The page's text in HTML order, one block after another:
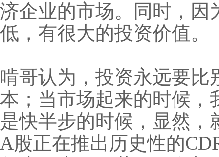
济企业的市场。同时，因
低，有很大的投资价值。
啃哥认为，投资永远要
本；当市场起来的时候，
是快半步的时候，显然，
A股正在推出历史性的